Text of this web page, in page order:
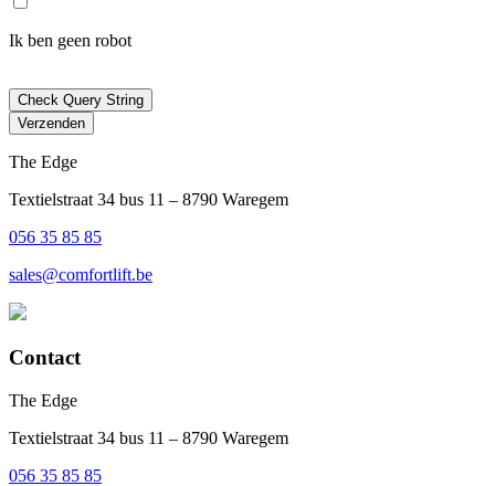
Ik ben geen robot
Check Query String
Verzenden
The Edge
Textielstraat 34 bus 11 – 8790 Waregem
056 35 85 85
sales@comfortlift.be
Contact
The Edge
Textielstraat 34 bus 11 – 8790 Waregem
056 35 85 85